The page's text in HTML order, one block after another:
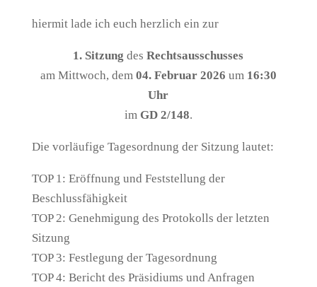
hiermit lade ich euch herzlich ein zur
1. Sitzung desRechtsausschusses
am Mittwoch, dem 04. Februar 2026 um 16:30
Uhr
im GD 2/148.
Die vorläufige Tagesordnung der Sitzung lautet:
TOP 1: Eröffnung und Feststellung der
Beschlussfähigkeit
TOP 2: Genehmigung des Protokolls der letzten
Sitzung
TOP 3: Festlegung der Tagesordnung
TOP 4: Bericht des Präsidiums und Anfragen